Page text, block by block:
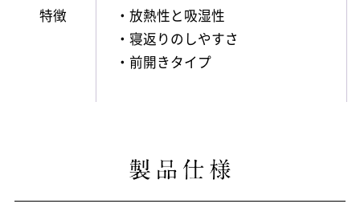
特徴
・放熱性と吸湿性
・寝返りのしやすさ
・前開きタイプ